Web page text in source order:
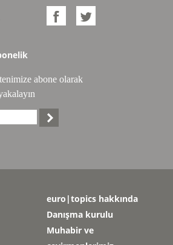
 
abone olarak

euro|topics hakkında
Danışma kurulu
Muhabir ve